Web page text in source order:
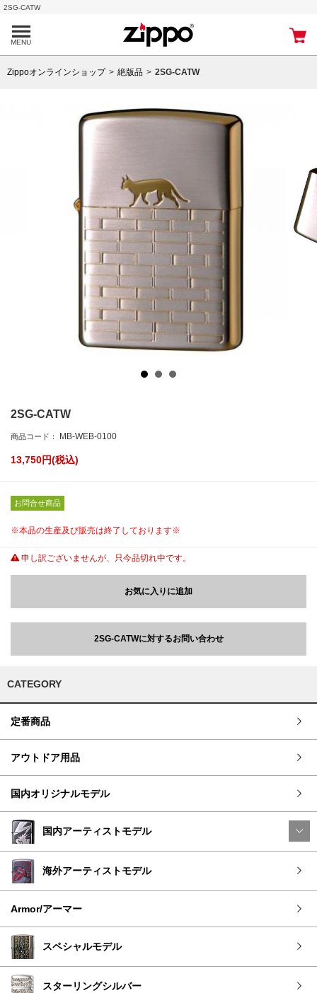
2SG-CATW
MENU
Zippoオンラインショップ 絶版品 2SG-CATW
2SG-CATW
商品コード： MB-WEB-0100
13,750円(税込)
お問合せ商品
※本品の生産及び販売は終了しております※
申し訳ございませんが、只今品切れ中です。
お気に入りに追加
2SG-CATWに対するお問い合わせ
CATEGORY
定番商品
アウトドア用品
国内オリジナルモデル
国内アーティストモデル
海外アーティストモデル
Armor/アーマー
スペシャルモデル
スターリングシルバー